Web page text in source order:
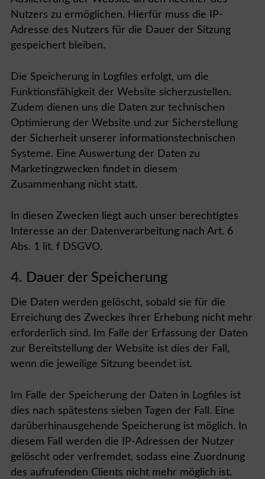
Nutzers zu ermöglichen. Hierfür muss die IP-
Adresse des Nutzers für die Dauer der Sitzung
gespeichert bleiben.
Die Speicherung in Logfiles erfolgt, um die
Funktionsfähigkeit der Website sicherzustellen.
Zudem dienen uns die Daten zur technischen
Optimierung der Website und zur Sicherstellung
der Sicherheit unserer informationstechnischen
Systeme. Eine Auswertung der Daten zu
Marketingzwecken findet in diesem
Zusammenhang nicht statt.
In diesen Zwecken liegt auch unser berechtigtes
Interesse an der Datenverarbeitung nach Art. 6
Abs. 1 lit. f DSGVO.
4. Dauer der Speicherung
Die Daten werden gelöscht, sobald sie für die
Erreichung des Zweckes ihrer Erhebung nicht mehr
erforderlich sind. Im Falle der Erfassung der Daten
zur Bereitstellung der Website ist dies der Fall,
wenn die jeweilige Sitzung beendet ist.
Im Falle der Speicherung der Daten in Logfiles ist
dies nach spätestens sieben Tagen der Fall. Eine
darüberhinausgehende Speicherung ist möglich. In
diesem Fall werden die IP-Adressen der Nutzer
gelöscht oder verfremdet, sodass eine Zuordnung
des aufrufenden Clients nicht mehr möglich ist.